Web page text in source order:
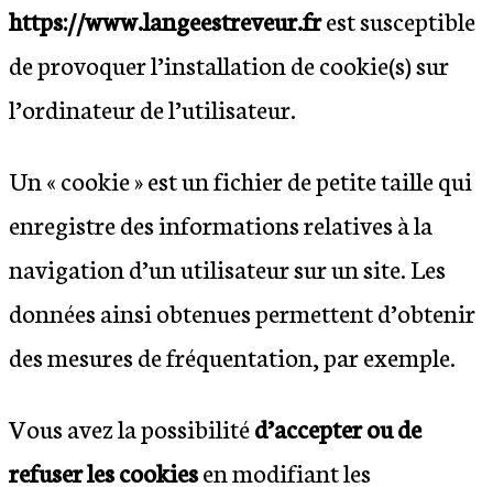
https://www.langeestreveur.frest susceptible
de provoquer l’installation de cookie(s) sur
l’ordinateur de l’utilisateur.
Un « cookie » est un fichier de petite taille qui
enregistre des informations relatives à la
navigation d’un utilisateur sur un site. Les
données ainsi obtenues permettent d’obtenir
des mesures de fréquentation, par exemple.
Vous avez la possibilitéd’accepter ou de
refuser les cookiesen modifiant les